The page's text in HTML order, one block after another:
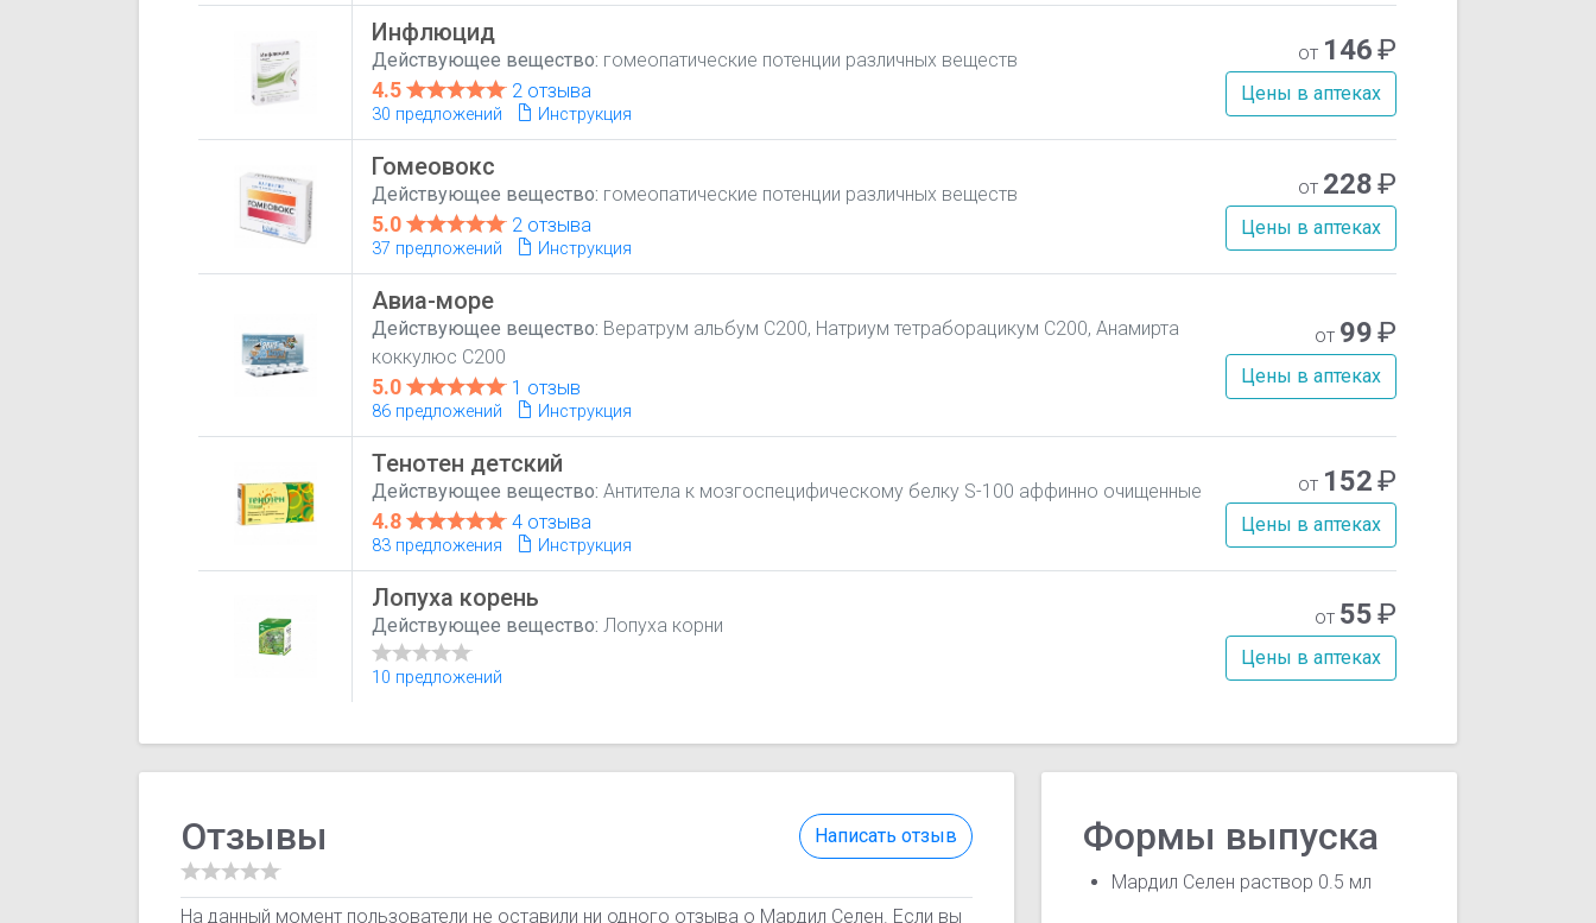
Инфлюцид
Действующее вещество: гомеопатические потенции различных веществ
4.5 2 отзыва
30 предложений Инструкция
от 146₽
Цены в аптеках
Гомеовокс
Действующее вещество: гомеопатические потенции различных веществ
5.0 2 отзыва
37 предложений Инструкция
от 228₽
Цены в аптеках
Авиа-море
Действующее вещество: Вератрум альбум С200, Натриум тетраборацикум С200, Анамирта
коккулюс С200
5.0 1 отзыв
86 предложений Инструкция
от 99₽
Цены в аптеках
Тенотен детский
Действующее вещество: Антитела к мозгоспецифическому белку S-100 аффинно очищенные
4.8 4 отзыва
83 предложения Инструкция
от 152₽
Цены в аптеках
Лопуха корень
Действующее вещество: Лопуха корни
10 предложений
от 55₽
Цены в аптеках
Написать отзыв
Отзывы
На данный момент пользователи не оставили ни одного отзыва о Мардил Селен. Если вы
Формы выпуска
Мардил Селен раствор 0.5 мл